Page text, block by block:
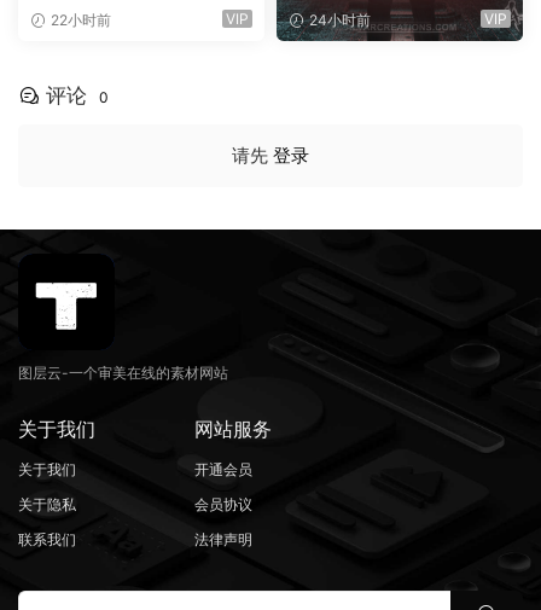
高亮突出标注划重点显示动画
22小时前 VIP
AE预设+音效+教程 AlvarCre
ations – MEGA Editing Pack
24小时前 VIP
评论 0
请先 登录
图层云-一个审美在线的素材网站
关于我们
关于我们
关于隐私
联系我们
网站服务
开通会员
会员协议
法律声明